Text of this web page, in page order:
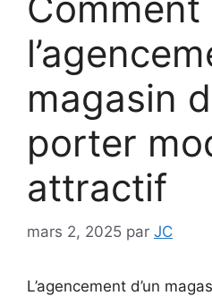
magasin
porter
attractif
mars 2, 2025 par JC
L’agencement d’un